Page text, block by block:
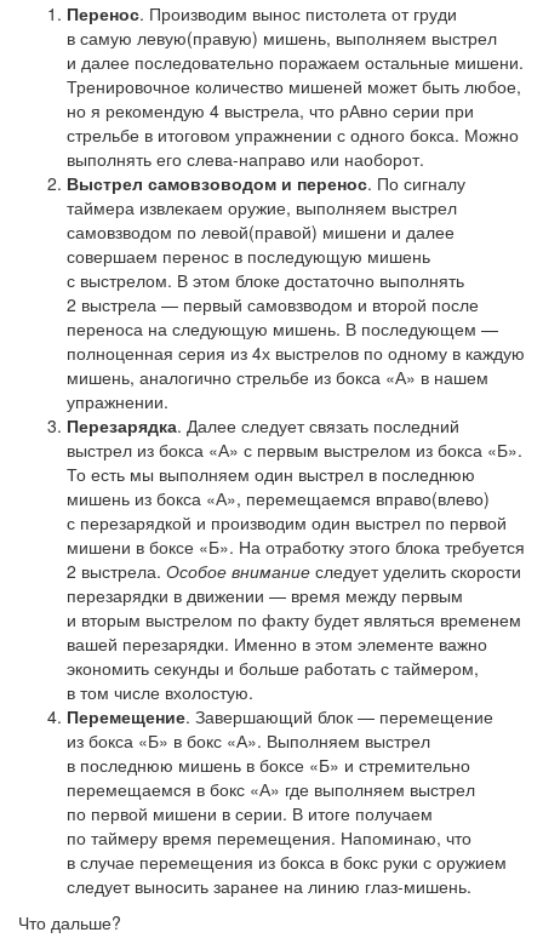
Перенос. Производим вынос пистолета от груди
в самую левую(правую) мишень, выполняем выстрел
и далее последовательно поражаем остальные мишени.
Тренировочное количество мишеней может быть любое,
но я рекомендую 4 выстрела, что рАвно серии при
стрельбе в итоговом упражнении с одного бокса. Можно
выполнять его слева-направо или наоборот.
Выстрел самовзоводом и перенос. По сигналу
таймера извлекаем оружие, выполняем выстрел
самовзводом по левой(правой) мишени и далее
совершаем перенос в последующую мишень
с выстрелом. В этом блоке достаточно выполнять
2 выстрела — первый самовзводом и второй после
переноса на следующую мишень. В последующем —
полноценная серия из 4х выстрелов по одному в каждую
мишень, аналогично стрельбе из бокса «А» в нашем
упражнении.
Перезарядка. Далее следует связать последний
выстрел из бокса «А» с первым выстрелом из бокса «Б».
То есть мы выполняем один выстрел в последнюю
мишень из бокса «А», перемещаемся вправо(влево)
с перезарядкой и производим один выстрел по первой
мишени в боксе «Б». На отработку этого блока требуется
2 выстрела. Особое внимание следует уделить скорости
перезарядки в движении — время между первым
и вторым выстрелом по факту будет являться временем
вашей перезарядки. Именно в этом элементе важно
экономить секунды и больше работать с таймером,
в том числе вхолостую.
Перемещение. Завершающий блок — перемещение
из бокса «Б» в бокс «А». Выполняем выстрел
в последнюю мишень в боксе «Б» и стремительно
перемещаемся в бокс «А» где выполняем выстрел
по первой мишени в серии. В итоге получаем
по таймеру время перемещения. Напоминаю, что
в случае перемещения из бокса в бокс руки с оружием
следует выносить заранее на линию глаз-мишень.
Что дальше?